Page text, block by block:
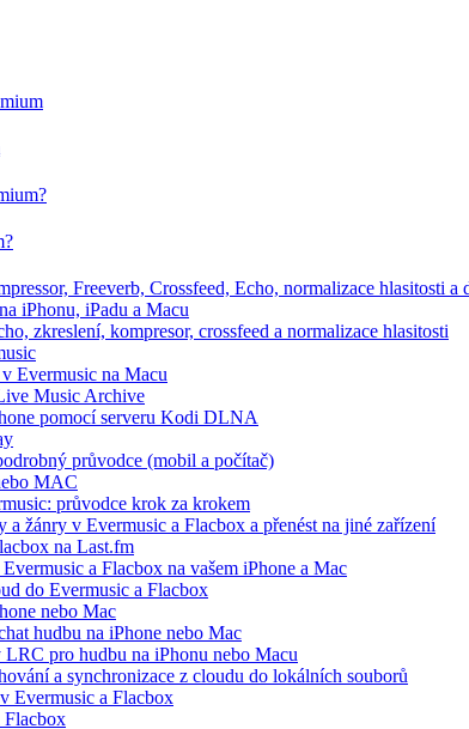
Freeverb, Crossfeed, Echo, normalizace hlasitosti a
iPhonu, iPadu a Macu
zkreslení, kompresor, crossfeed a normalizace hlasitosti
Evermusic na Macu
Music Archive
pomocí serveru Kodi DLNA
průvodce (mobil a počítač)
MAC
průvodce krok za krokem
žánry v Evermusic a Flacbox a přenést na jiné zařízení
na Last.fm
a Flacbox na vašem iPhone a Mac
do Evermusic a Flacbox
nebo Mac
hudbu na iPhone nebo Mac
pro hudbu na iPhonu nebo Macu
a synchronizace z cloudu do lokálních souborů
Evermusic a Flacbox
Flacbox